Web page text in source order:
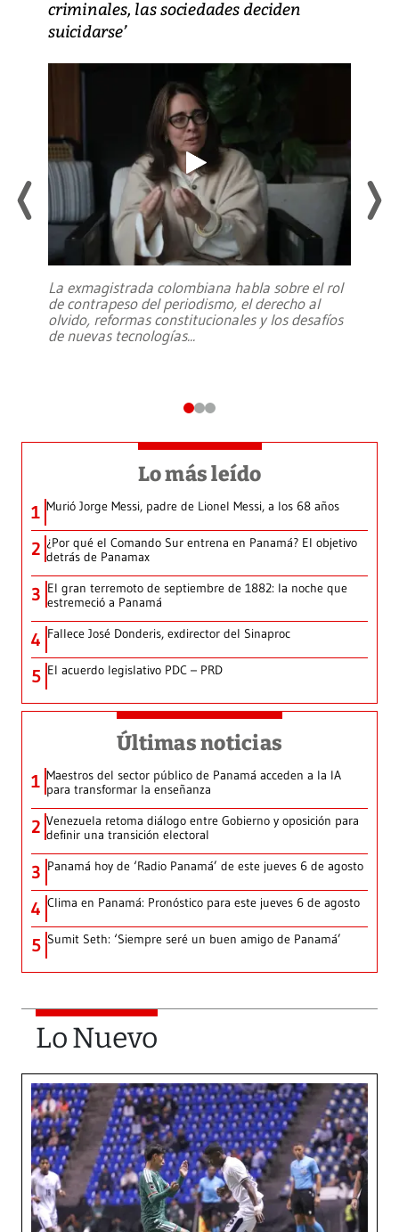
criminales, las sociedades deciden
suicidarse’
La exmagistrada colombiana habla sobre el rol
de contrapeso del periodismo, el derecho al
olvido, reformas constitucionales y los desafíos
de nuevas tecnologías...
Lo más leído
1 Murió Jorge Messi, padre de Lionel Messi, a los 68 años
2 ¿Por qué el Comando Sur entrena en Panamá? El objetivo
detrás de Panamax
3 El gran terremoto de septiembre de 1882: la noche que
estremeció a Panamá
4 Fallece José Donderis, exdirector del Sinaproc
5 El acuerdo legislativo PDC – PRD
Últimas noticias
1 Maestros del sector público de Panamá acceden a la IA
para transformar la enseñanza
2 Venezuela retoma diálogo entre Gobierno y oposición para
definir una transición electoral
3 Panamá hoy de ‘Radio Panamá’ de este jueves 6 de agosto
4 Clima en Panamá: Pronóstico para este jueves 6 de agosto
5 Sumit Seth: ‘Siempre seré un buen amigo de Panamá’
Lo Nuevo